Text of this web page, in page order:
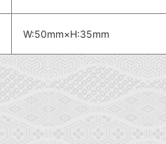
W:50mm×H:35mm